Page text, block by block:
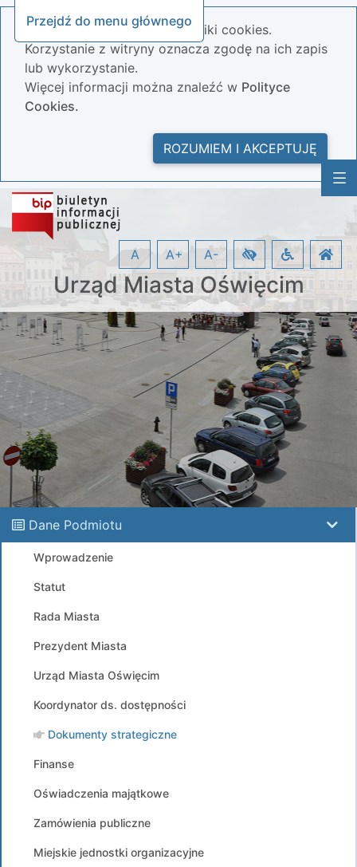
Przejdź do menu głównego
Nasza strona wykorzystuje pliki cookies.
Korzystanie z witryny oznacza zgodę na ich zapis
lub wykorzystanie.
Więcej informacji można znaleźć w Polityce
Cookies.
ROZUMIEM I AKCEPTUJĘ
Urząd Miasta Oświęcim
A A+ A-
Dane Podmiotu
Wprowadzenie
Statut
Rada Miasta
Prezydent Miasta
Urząd Miasta Oświęcim
Koordynator ds. dostępności
Dokumenty strategiczne
Finanse
Oświadczenia majątkowe
Zamówienia publiczne
Miejskie jednostki organizacyjne